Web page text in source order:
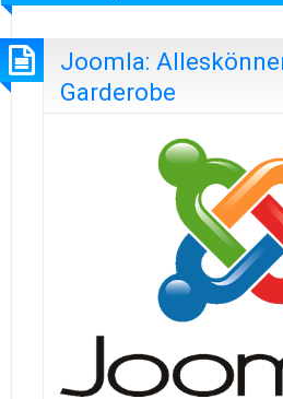
Joomla:
Garderobe